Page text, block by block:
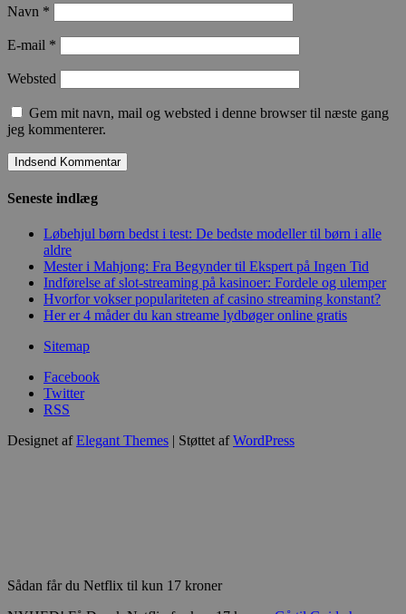
Navn *
E-mail *
Websted
Gem mit navn, mail og websted i denne browser til næste gang
jeg kommenterer.
Seneste indlæg
Løbehjul børn bedst i test: De bedste modeller til børn i alle
aldre
Mester i Mahjong: Fra Begynder til Ekspert på Ingen Tid
Indførelse af slot-streaming på kasinoer: Fordele og ulemper
Hvorfor vokser populariteten af casino streaming konstant?
Her er 4 måder du kan streame lydbøger online gratis
Sitemap
Facebook
Twitter
RSS
Designet afElegant Themes | Støttet afWordPress
Sådan får du Netflix til kun 17 kroner